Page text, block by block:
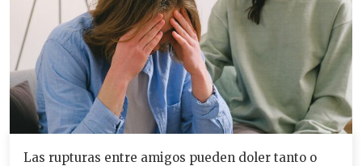
Las rupturas entre amigos pueden doler tanto o